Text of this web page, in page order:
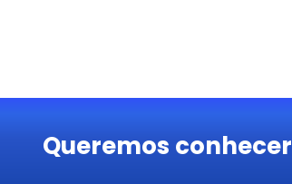
Queremos